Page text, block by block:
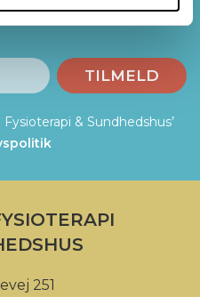
arrangementer.
TILMELD
& Sundhedshus’
251